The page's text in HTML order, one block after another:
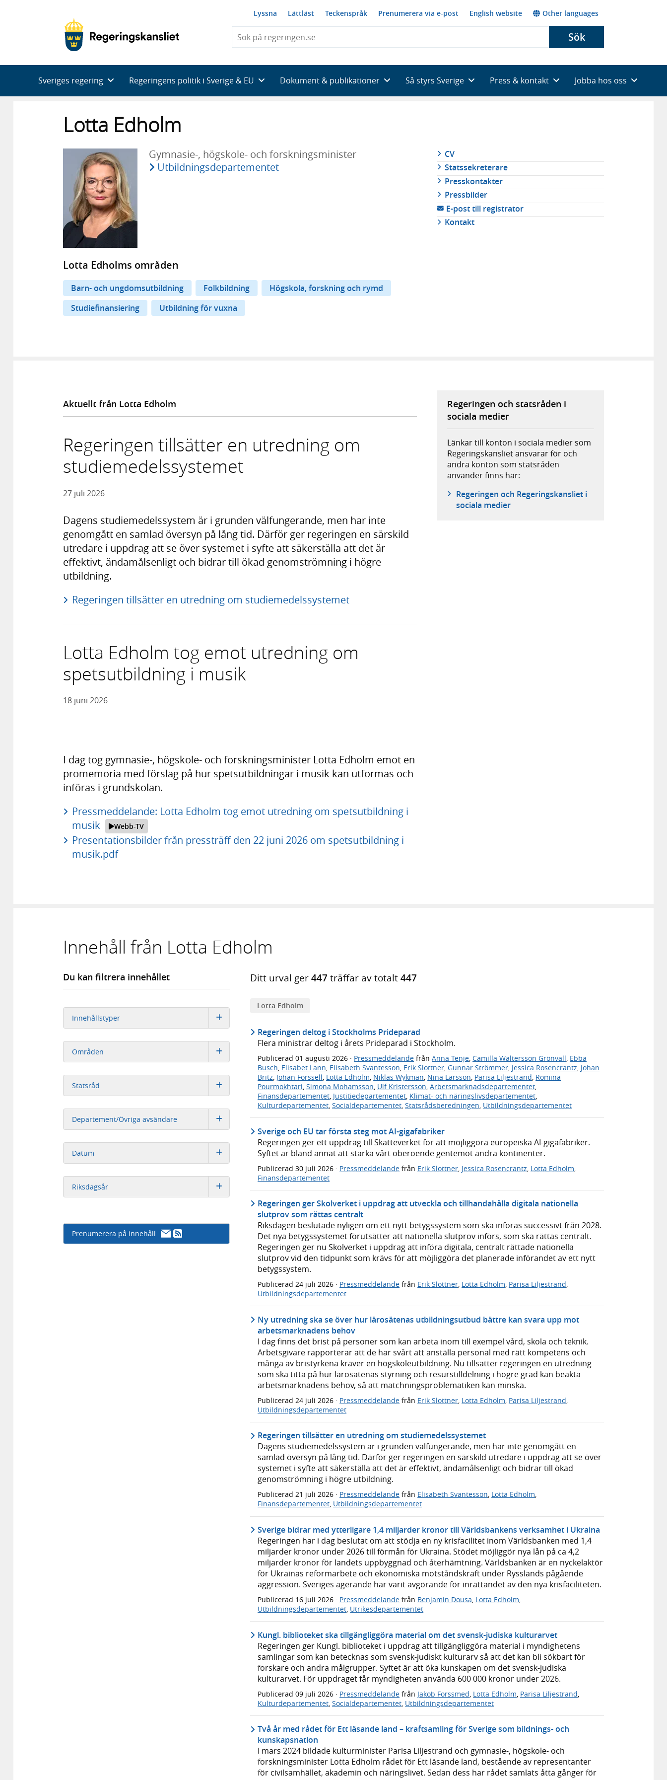
Lyssna Lättläst Teckenspråk Prenumerera via e-post English website Other languages
du
skriva
framträder
en
Sök
Sveriges regering Regeringens politik i Sverige & EU Dokument & publikationer Så styrs Sverige Press & kontakt Jobba hos oss
Lotta Edholm
Gymnasie-, högskole- och forskningsminister
Utbildningsdepartementet
Lotta Edholms områden
Barn- och ungdomsutbildning Folkbildning
Högskola, forskning och rymd
Studiefinansiering
Utbildning för vuxna
Relaterad
navigering
CV
Statssekreterare
Presskontakter
Pressbilder
E-post till registrator
Kontakt
Regeringen och statsråden i
sociala medier
Länkar till konton i sociala medier som
Regeringskansliet ansvarar för och
andra konton som statsråden
använder finns här:
Regeringen och Regeringskansliet i
sociala medier
Aktuellt från Lotta Edholm
Regeringen tillsätter en utredning om
studiemedelssystemet
27 juli 2026
Dagens studiemedelssystem är i grunden välfungerande, men har inte
genomgått en samlad översyn på lång tid. Därför ger regeringen en särskild
utredare i uppdrag att se över systemet i syfte att säkerställa att det är
effektivt, ändamålsenligt och bidrar till ökad genomströmning i högre
utbildning.
Regeringen tillsätter en utredning om studiemedelssystemet
Lotta Edholm tog emot utredning om
spetsutbildning i musik
18 juni 2026
I dag tog gymnasie-, högskole- och forskningsminister Lotta Edholm emot en
promemoria med förslag på hur spetsutbildningar i musik kan utformas och
införas i grundskolan.
Pressmeddelande: Lotta Edholm tog emot utredning om spetsutbildning i
musik
Webb-TV
Presentationsbilder från pressträff den 22 juni 2026 om spetsutbildning i
musik.pdf
Innehåll från Lotta Edholm
Du kan filtrera innehållet
Innehållstyper
Områden
Statsråd
Departement/Övriga avsändare
Datum
Riksdagsår
Prenumerera på innehåll
Ditt urval ger447 träffar av totalt447
Lotta Edholm
Regeringen deltog i Stockholms Prideparad
Flera ministrar deltog i årets Prideparad i Stockholm.
Publicerad01 augusti 2026 · Pressmeddelande frånAnna Tenje,Camilla Waltersson Grönvall, Ebba
Busch, Elisabet Lann, Elisabeth Svantesson, Erik Slottner,Gunnar Strömmer, Jessica Rosencrantz, Johan
Britz, Johan Forssell, Lotta Edholm, Niklas Wykman, Nina Larsson, Parisa Liljestrand, Romina
Pourmokhtari,Simona Mohamsson, Ulf Kristersson,Arbetsmarknadsdepartementet,
Finansdepartementet, Justitiedepartementet, Klimat- och näringslivsdepartementet,
Kulturdepartementet,Socialdepartementet,Statsrådsberedningen, Utbildningsdepartementet
Sverige och EU tar första steg mot AI-gigafabriker
Regeringen ger ett uppdrag till Skatteverket för att möjliggöra europeiska AI-gigafabriker.
Syftet är bland annat att stärka vårt oberoende gentemot andra kontinenter.
Publicerad30 juli 2026 · Pressmeddelande från Erik Slottner Jessica Rosencrantz Lotta Edholm
Finansdepartementet
Regeringen ger Skolverket i uppdrag att utveckla och tillhandahålla digitala nationella
slutprov som rättas centralt
Riksdagen beslutade nyligen om ett nytt betygssystem som ska införas successivt från 2028.
Det nya betygssystemet förutsätter att nationella slutprov införs, som ska rättas centralt.
Regeringen ger nu Skolverket i uppdrag att införa digitala, centralt rättade nationella
slutprov vid den tidpunkt som krävs för att möjliggöra det planerade införandet av ett nytt
betygssystem.
Publicerad24 juli 2026 · Pressmeddelande från Erik Slottner, Lotta Edholm, Parisa Liljestrand,
Utbildningsdepartementet
Ny utredning ska se över hur lärosätenas utbildningsutbud bättre kan svara upp mot
arbetsmarknadens behov
I dag finns det brist på personer som kan arbeta inom till exempel vård, skola och teknik.
Arbetsgivare rapporterar att de har svårt att anställa personal med rätt kompetens och
många av bristyrkena kräver en högskoleutbildning. Nu tillsätter regeringen en utredning
som ska titta på hur lärosätenas styrning och resurstilldelning i högre grad kan beakta
arbetsmarknadens behov, så att matchningsproblematiken kan minska.
Publicerad24 juli 2026 · Pressmeddelande från Erik Slottner, Lotta Edholm, Parisa Liljestrand,
Utbildningsdepartementet
Regeringen tillsätter en utredning om studiemedelssystemet
Dagens studiemedelssystem är i grunden välfungerande, men har inte genomgått en
samlad översyn på lång tid. Därför ger regeringen en särskild utredare i uppdrag att se över
systemet i syfte att säkerställa att det är effektivt, ändamålsenligt och bidrar till ökad
genomströmning i högre utbildning.
Publicerad21 juli 2026 · Pressmeddelande från Elisabeth Svantesson, Lotta Edholm,
Finansdepartementet, Utbildningsdepartementet
Sverige bidrar med ytterligare 1,4 miljarder kronor till Världsbankens verksamhet i Ukraina
Regeringen har i dag beslutat om att stödja en ny krisfacilitet inom Världsbanken med 1,4
miljarder kronor under 2026 till förmån för Ukraina. Stödet möjliggör nya lån på ca 4,2
miljarder kronor för landets uppbyggnad och återhämtning. Världsbanken är en nyckelaktör
för Ukrainas reformarbete och ekonomiska motståndskraft under Rysslands pågående
aggression. Sveriges agerande har varit avgörande för inrättandet av den nya krisfaciliteten.
Publicerad 16 juli 2026 · Pressmeddelande från Benjamin Dousa, Lotta Edholm,
Utbildningsdepartementet, Utrikesdepartementet
Kungl. biblioteket ska tillgängliggöra material om det svensk-judiska kulturarvet
Regeringen ger Kungl. biblioteket i uppdrag att tillgängliggöra material i myndighetens
samlingar som kan betecknas som svensk-judiskt kulturarv så att det kan bli sökbart för
forskare och andra målgrupper. Syftet är att öka kunskapen om det svensk-judiska
kulturarvet. För uppdraget får myndigheten använda 600 000 kronor under 2026.
Publicerad09 juli 2026 · Pressmeddelande från Jakob Forssmed Lotta Edholm Parisa Liljestrand
Kulturdepartementet ,Socialdepartementet Utbildningsdepartementet
Två år med rådet för Ett läsande land – kraftsamling för Sverige som bildnings- och
kunskapsnation
I mars 2024 bildade kulturminister Parisa Liljestrand och gymnasie-, högskole- och
forskningsminister Lotta Edholm rådet för Ett läsande land, bestående av representanter
för civilsamhället, akademin och näringslivet. Sedan dess har rådet samlats åtta gånger för